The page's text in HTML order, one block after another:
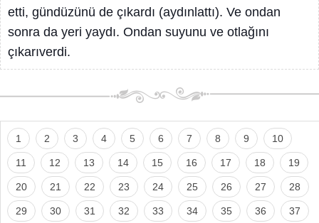
etti, gündüzünü de çıkardı (aydınlattı). Ve ondan
sonra da yeri yaydı. Ondan suyunu ve otlağını
çıkarıverdi.
1 2 3 4 5 6 7 8 9 10
11 12 13 14 15 16 17 18 19
20 21 22 23 24 25 26 27 28
29 30 31 32 33 34 35 36 37